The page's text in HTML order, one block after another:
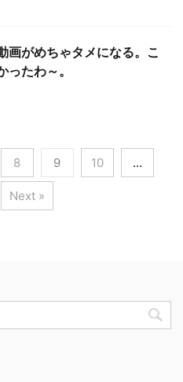
画がめちゃタメになる。こ
ったわ～。
8 9 10 …
Next »